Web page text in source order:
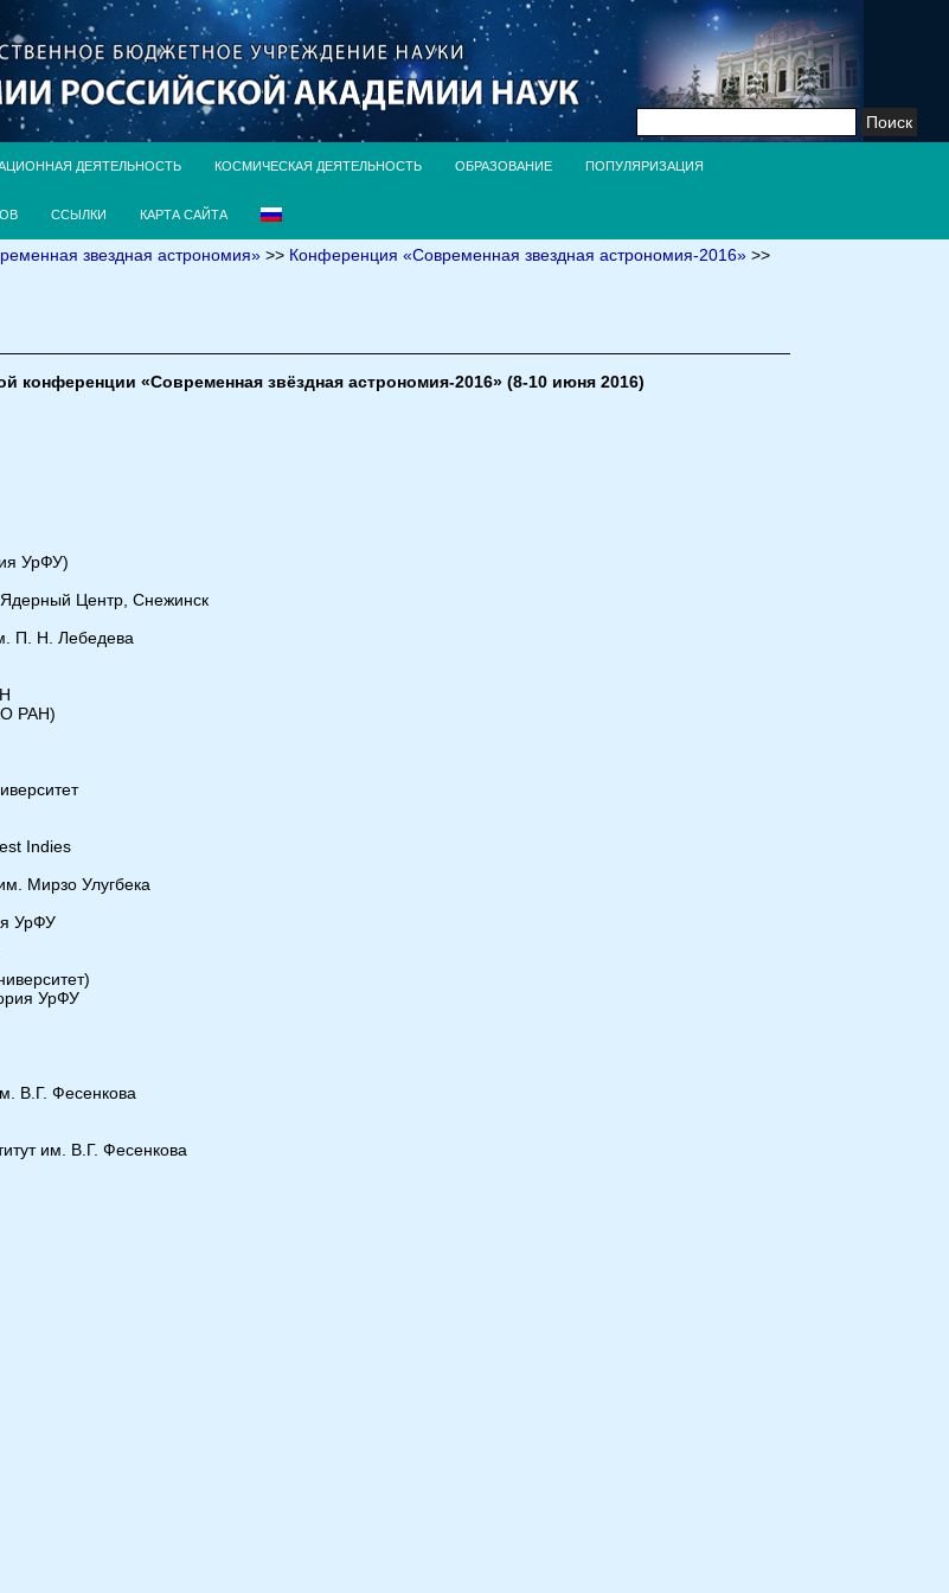
Найти:
ДЕЯТЕЛЬНОСТЬ КОСМИЧЕСКАЯ ДЕЯТЕЛЬНОСТЬ ОБРАЗОВАНИЕ ПОПУЛЯРИЗАЦИЯ
ССЫЛКИ КАРТА САЙТА
звездная астрономия» >> Конференция «Современная звездная астрономия-2016» >>
конференции «Современная звёздная астрономия-2016» (8-10 июня 2016)
УрФУ)
Центр, Снежинск
П. Н. Лебедева
РАН)
Indies
Мирзо Улугбека
УрФУ
УрФУ
В.Г. Фесенкова
им. В.Г. Фесенкова